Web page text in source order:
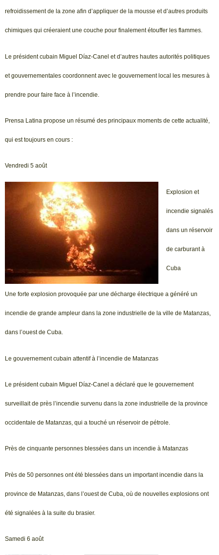
refroidissement de la zone afin d’appliquer de la mousse et d’autres produits
chimiques qui créeraient une couche pour finalement étouffer les flammes.
Le président cubain Miguel Díaz-Canel et d’autres hautes autorités politiques
et gouvernementales coordonnent avec le gouvernement local les mesures à
prendre pour faire face à l’incendie.
Prensa Latina propose un résumé des principaux moments de cette actualité,
qui est toujours en cours :
Vendredi 5 août
Explosion et
incendie signalés
dans un réservoir
de carburant à
Cuba
Une forte explosion provoquée par une décharge électrique a généré un
incendie de grande ampleur dans la zone industrielle de la ville de Matanzas,
dans l’ouest de Cuba.
Le gouvernement cubain attentif à l’incendie de Matanzas
Le président cubain Miguel Díaz-Canel a déclaré que le gouvernement
surveillait de près l’incendie survenu dans la zone industrielle de la province
occidentale de Matanzas, qui a touché un réservoir de pétrole.
Près de cinquante personnes blessées dans un incendie à Matanzas
Près de 50 personnes ont été blessées dans un important incendie dans la
province de Matanzas, dans l’ouest de Cuba, où de nouvelles explosions ont
été signalées à la suite du brasier.
Samedi 6 août